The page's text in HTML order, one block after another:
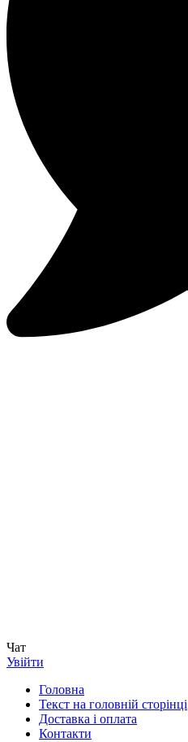
Чат
Увійти
Головна
Текст на головній сторінці
Доставка і оплата
Контакти